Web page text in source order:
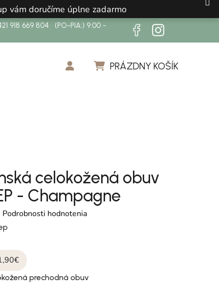
vám doručíme úplne zadarmo
918 669 804 (PO-PIA:) 9:00 -
PRÁZDNY KOŠÍK
celokožená obuv
- Champagne
produktu je 0,0 z 5 hviezdičiek.
Podrobnosti hodnotenia
prechodná obuv